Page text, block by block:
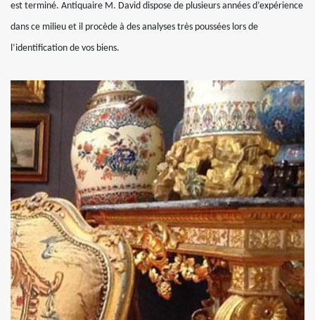
est terminé. Antiquaire M. David dispose de plusieurs années d’expérience
dans ce milieu et il procède à des analyses très poussées lors de
l’identification de vos biens.